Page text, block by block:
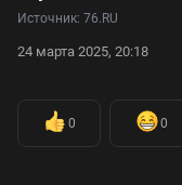
Источник: 76.RU
24 марта 2025, 20:18
0 0